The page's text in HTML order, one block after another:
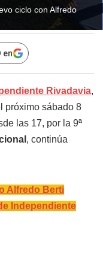
ciclo con Alfredo
en
Rivadavia,
próximo sábado 8
las 17, por la 9ª
, continúa
Alfredo Berti
Independiente